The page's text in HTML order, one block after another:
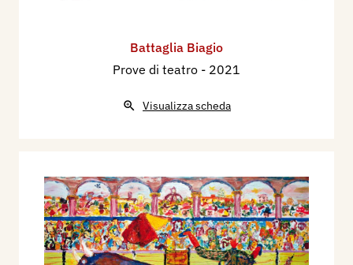
Battaglia Biagio
Prove di teatro - 2021
Visualizza scheda